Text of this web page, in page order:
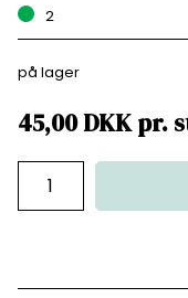
2
på lager
45,00DKKpr.